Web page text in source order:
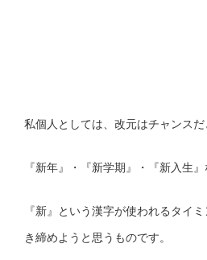
私個人としては、改元はチャンスだ
『新年』・『新学期』・『新入生』
『新』という漢字が使われるタイ
き締めようと思うものです。